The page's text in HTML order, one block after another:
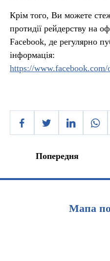
Крім того, Ви можете
протидії рейдерству на
Facebook, де регулярно
інформація:
https://
Попередня
Мапа